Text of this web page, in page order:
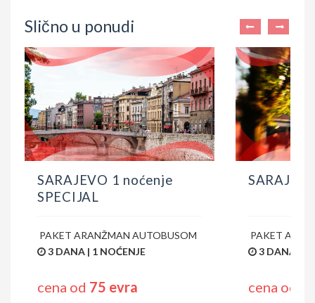
Slično u ponudi
SARAJEVO 1 noćenje
PAKET ARANŽMAN AUTOBUSOM
3 DANA | 1 NOĆENJE
cena od75 evra
PAKET
5 DANA | 2
cena od